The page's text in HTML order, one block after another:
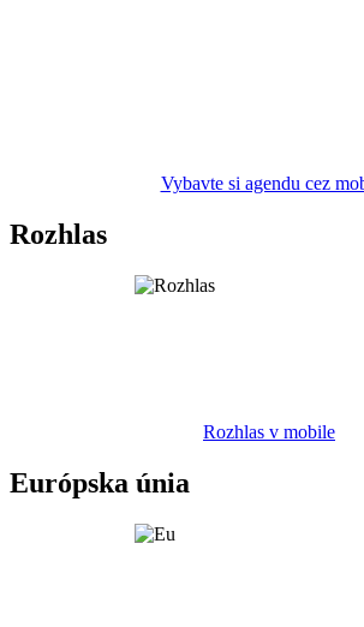
Vybavte si agendu cez
Rozhlas
Rozhlas v mobile
Európska únia